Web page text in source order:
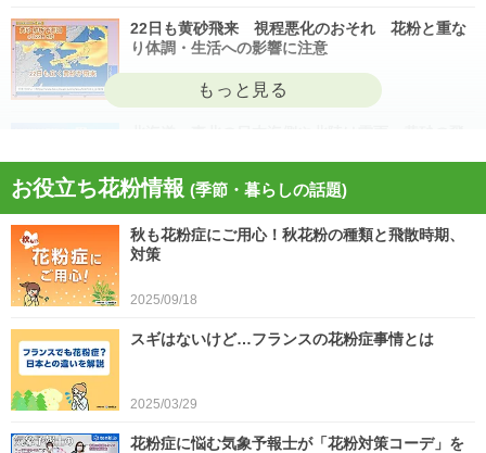
22日も黄砂飛来 視程悪化のおそれ 花粉と重な
り体調・生活への影響に注意
2026/04/21
今日21日は黄砂が広く飛来 花粉とのダブル影響
に注意 症状悪化や洗濯物など対策を
2026/04/21
スギ、ヒノキ花粉シーズン終了へ 東京の飛散量
お役立ち花粉情報 (季節・暮らしの話題)
秋も花粉症にご用心！秋花粉の種類と飛散時期、
対策
2025/09/18
スギはないけど…フランスの花粉症事情とは
2025/03/29
花粉症に悩む気象予報士が「花粉対策コーデ」を